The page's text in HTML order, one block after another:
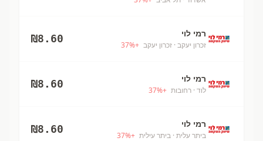
רמי לוי
זכרון יעקב · זכרון יעקב +
37%
₪8.60
רמי לוי
לוד · רחובות +
37%
₪8.60
רמי לוי
ביתר עלית · ביתר עילית +
37%
₪8.60